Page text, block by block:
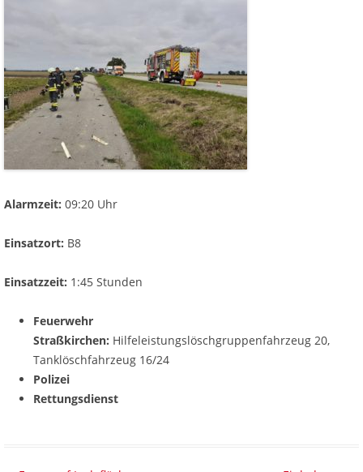
Alarmzeit: 09:20 Uhr
Einsatzort: B8
Einsatzzeit: 1:45 Stunden
Feuerwehr
Straßkirchen: Hilfeleistungslöschgruppenfahrzeug 20,
Tanklöschfahrzeug 16/24
Polizei
Rettungsdienst